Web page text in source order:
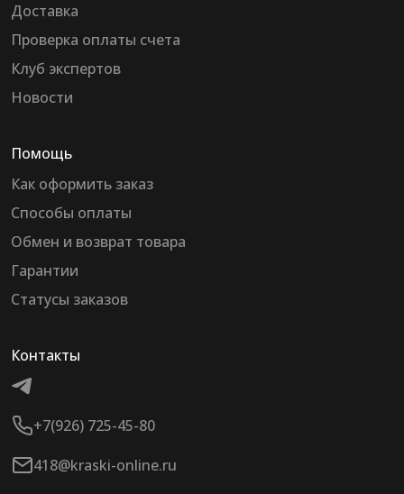
Доставка
Проверка оплаты счета
Клуб экспертов
Новости
Помощь
Как оформить заказ
Способы оплаты
Обмен и возврат товара
Гарантии
Статусы заказов
Контакты
+7(926) 725-45-80
418@kraski-online.ru